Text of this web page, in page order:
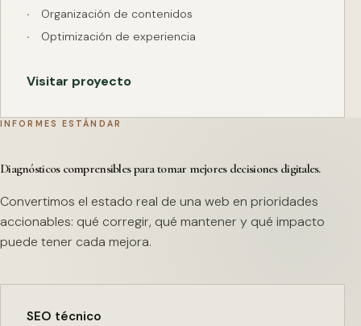
Organización de contenidos
Optimización de experiencia
Visitar proyecto
INFORMES ESTÁNDAR
Diagnósticos comprensibles para tomar mejores decisiones digitales.
Convertimos el estado real de una web en prioridades
accionables: qué corregir, qué mantener y qué impacto
puede tener cada mejora.
SEO técnico